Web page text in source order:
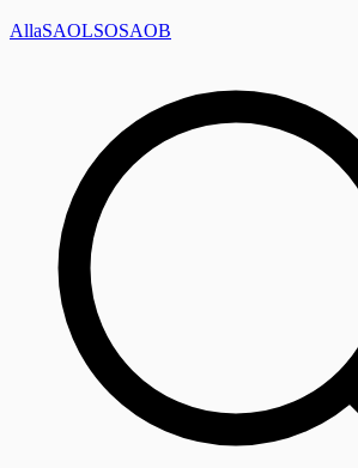
AllaSAOLSOSAOB